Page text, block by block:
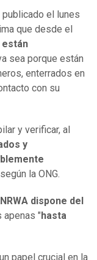
el lunes
que desde el
están
sea porque están
enterrados en
con su
y verificar, al
y
la ONG.
dispone del
apenas " hasta
papel crucial en la